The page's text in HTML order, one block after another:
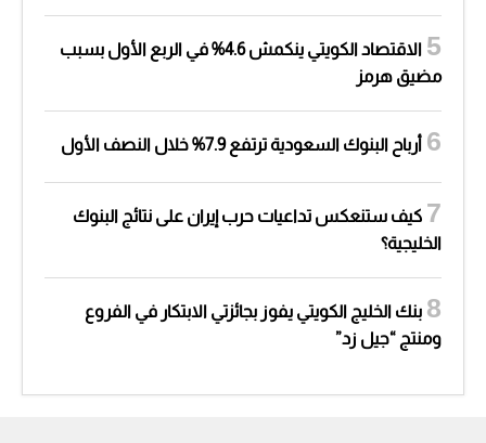
الاقتصاد الكويتي ينكمش 4.6% في الربع الأول بسبب
مضيق هرمز
أرباح البنوك السعودية ترتفع 7.9% خلال النصف الأول
كيف ستنعكس تداعيات حرب إيران على نتائج البنوك
الخليجية؟
بنك الخليج الكويتي يفوز بجائزتي الابتكار في الفروع
ومنتج “جيل زد”